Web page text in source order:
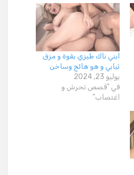
ابني ناك طيزي بقوة و مزق
ثيابي و هو هائج وساخن
يوليو 23, 2024
في "قصص تحرش و
اغتصاب"